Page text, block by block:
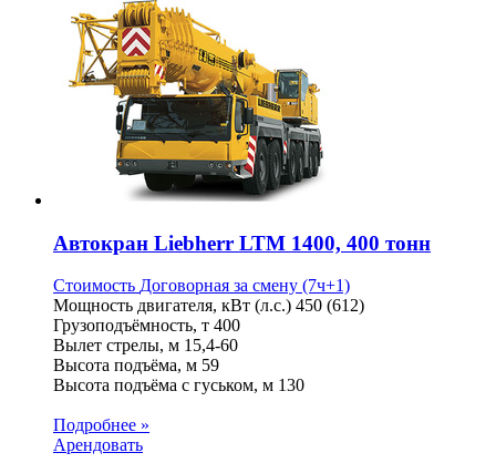
Автокран Liebherr LTM 1400, 400 тонн
Стоимость Договорная за смену (7ч+1)
Мощность двигателя, кВт (л.с.) 450 (612)
Грузоподъёмность, т 400
Вылет стрелы, м 15,4-60
Высота подъёма, м 59
Высота подъёма с гуськом, м 130
Подробнее »
Арендовать